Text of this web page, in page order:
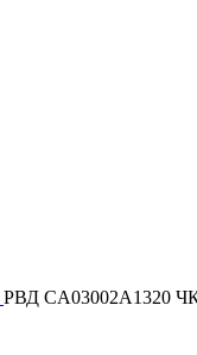
РВД CA03002A1320